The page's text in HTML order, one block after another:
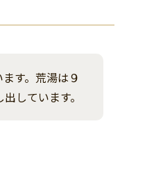
す。荒湯は９
しています。